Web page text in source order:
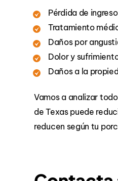
Pérdida de
Tratamiento
Daños por
Dolor y
Daños a la
Vamos a analizar
de Texas puede
reducen según tu